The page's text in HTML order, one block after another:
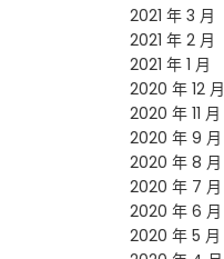
2021 年 3 月
2021 年 2 月
2021 年 1 月
2020 年 12 月
2020 年 11 月
2020 年 9 月
2020 年 8 月
2020 年 7 月
2020 年 6 月
2020 年 5 月